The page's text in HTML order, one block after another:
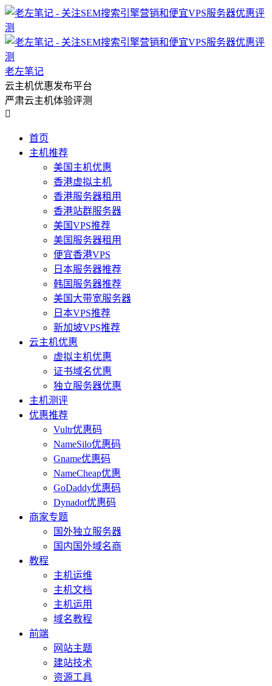
老左笔记
云主机优惠发布平台
严肃云主机体验评测

首页
主机推荐
美国主机优惠
香港虚拟主机
香港服务器租用
香港站群服务器
美国VPS推荐
美国服务器租用
便宜香港VPS
日本服务器推荐
韩国服务器推荐
美国大带宽服务器
日本VPS推荐
新加坡VPS推荐
云主机优惠
虚拟主机优惠
证书域名优惠
独立服务器优惠
主机测评
优惠推荐
Vultr优惠码
NameSilo优惠码
Gname优惠码
NameCheap优惠
GoDaddy优惠码
Dynadot优惠码
商家专题
国外独立服务器
国内国外域名商
教程
主机运维
主机文档
主机运用
域名教程
前端
网站主题
建站技术
资源工具